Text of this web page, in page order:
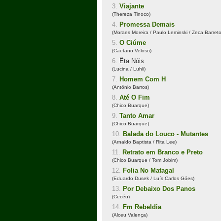
3. Viajante
(Thereza Tinoco)
4. Promessa Demais
(Moraes Moreira / Paulo Leminski / Zeca
5. O Ciúme
(Caetano Veloso)
6. Êta Nóis
(Lucina / Luhli)
7. Homem Com H
(Antônio Barros)
8. Até O Fim
(Chico Buarque)
9. Tanto Amar
(Chico Buarque)
10. Balada do Louco - Mutantes
(Arnaldo Baptista / Rita Lee)
11. Retrato em Branco e Preto
(Chico Buarque / Tom Jobim)
12. Folia No Matagal
(Eduardo Dusek / Luís Carlos Góes)
13. Por Debaixo Dos Panos
(Cecéu)
14. Fm Rebeldia
(Alceu Valença)